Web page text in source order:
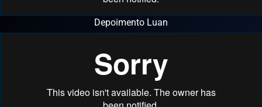
Depoimento Luan